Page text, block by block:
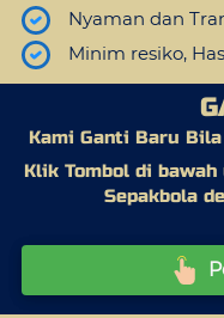
Nyaman dan
Minim resiko,
Kami Ganti Baru
Klik Tombol di
Sepakbola
`